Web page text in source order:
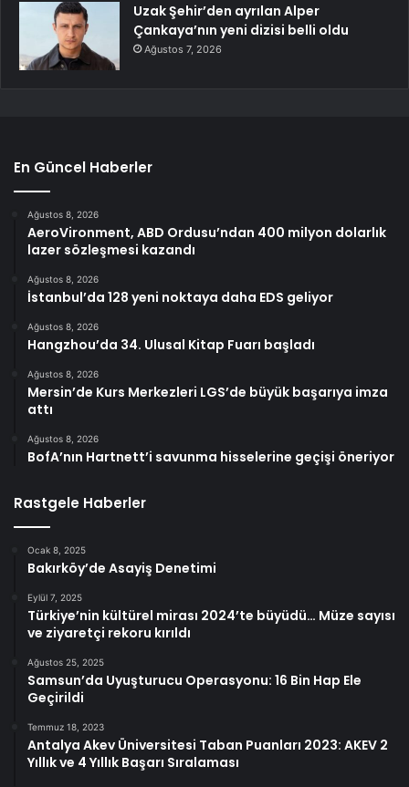
Uzak Şehir’den ayrılan Alper
Çankaya’nın yeni dizisi belli oldu
Ağustos 7, 2026
En Güncel Haberler
Ağustos 8, 2026
AeroVironment, ABD Ordusu’ndan 400 milyon dolarlık
lazer sözleşmesi kazandı
Ağustos 8, 2026
İstanbul’da 128 yeni noktaya daha EDS geliyor
Ağustos 8, 2026
Hangzhou’da 34. Ulusal Kitap Fuarı başladı
Ağustos 8, 2026
Mersin’de Kurs Merkezleri LGS’de büyük başarıya imza
attı
Ağustos 8, 2026
BofA’nın Hartnett’i savunma hisselerine geçişi öneriyor
Rastgele Haberler
Ocak 8, 2025
Bakırköy’de Asayiş Denetimi
Eylül 7, 2025
Türkiye’nin kültürel mirası 2024’te büyüdü… Müze sayısı
ve ziyaretçi rekoru kırıldı
Ağustos 25, 2025
Samsun’da Uyuşturucu Operasyonu: 16 Bin Hap Ele
Geçirildi
Temmuz 18, 2023
Antalya Akev Üniversitesi Taban Puanları 2023: AKEV 2
Yıllık ve 4 Yıllık Başarı Sıralaması